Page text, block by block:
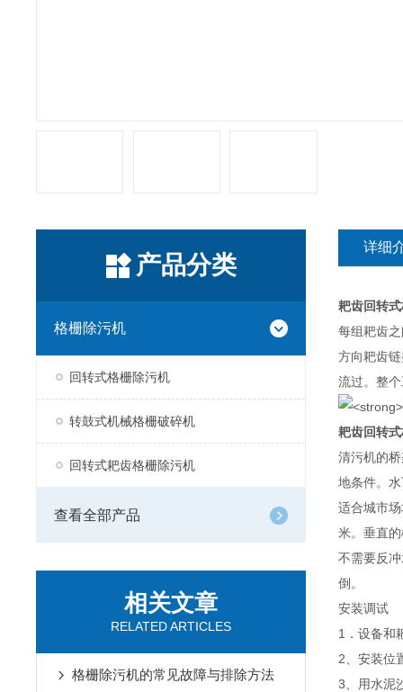
产品分类
格栅除污机
回转式格栅除污机
转鼓式机械格栅破碎机
回转式耙齿格栅除污机
查看全部产品
相关文章
RELATED ARTICLES
格栅除污机的常见故障与排除方法
详细
耙齿回转
每组耙齿
方向耙齿
流过。整
耙齿回转
清污机的
地条件。
适合城市
米。垂直
不需要反
倒。
安装调试
1．设备和
2、安装位
3、用水泥